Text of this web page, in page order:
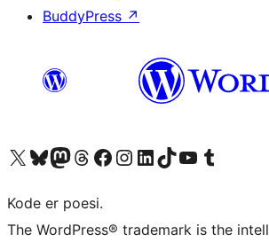
BuddyPress ↗
Besøk vår konto på X Visit our Bluesky account
Besøk vår Mastodon-konto
Visit our Threads account
Besøk vår Facebook-sideBesøk vår Instagram-konto
Besøk vår LinkedIn-konto
Visit our TikTok account
Visit our YouTube channel
Visit our Tumblr account
Kode er poesi.
The WordPress® trademark is the